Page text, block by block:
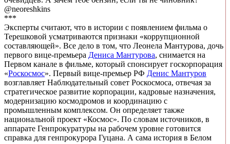
@neoreshkins
***
Эксперты считают, что в истории с появлением фильма о
Терешковой усматриваются признаки «коррупционной
составляющей». Все дело в том, что Леонела Мантурова, дочь
первого вице-премьера Дениса Мантурова, снимается на
Первом канале в фильме, который спонсирует госкорпорация
«Роскосмос». Первый вице-премьер РФ Денис Мантуров
возглавляет Наблюдательный совет Роскосмоса, отвечая за
стратегическое развитие корпорации, кадровые назначения,
модернизацию космодромов и координацию с
промышленным комплексом. Он определяет также
национальной проект «Космос». По словам источников, в
аппарате Генпрокуратуры на рабочем уровне готовится
справка для генпрокурора Гуцана. А сама история в Белом